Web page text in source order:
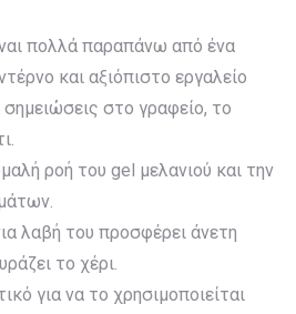
πολλά παραπάνω από ένα
και αξιόπιστο εργαλείο
σημειώσεις στο γραφείο, το
ροή του gel μελανιού και την
λαβή του προσφέρει άνετη
το χέρι.
για να το χρησιμοποιείται